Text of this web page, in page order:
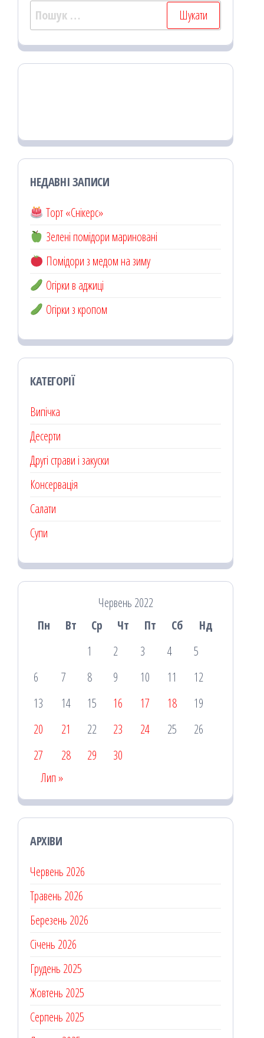
Пошук:
НЕДАВНІ ЗАПИСИ
Торт «Снікерс»
Зелені помідори мариновані
Помідори з медом на зиму
Огірки в аджиці
Огірки з кропом
КАТЕГОРІЇ
Випічка
Десерти
Другі страви і закуски
Консервація
Салати
Супи
Червень 2022
Пн
Вт Ср Чт Пт Сб
Нд
1
2 3 4
5
6
7 8 9 10 11
12
13
14 15 16 17 18
19
20
21 22 23 24 25
26
27
28 29
30
Лип »
АРХІВИ
Червень 2026
Травень 2026
Березень 2026
Січень 2026
Грудень 2025
Жовтень 2025
Серпень 2025